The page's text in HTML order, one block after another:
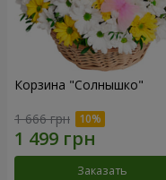
Корзина "Солнышко"
1 666 грн
Заказать